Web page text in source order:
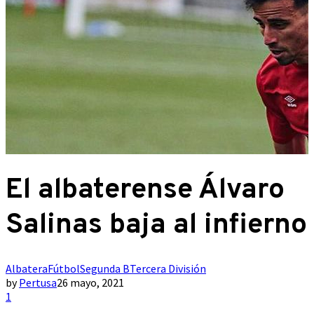
El albaterense Álvaro
Salinas baja al infierno
AlbateraFútbolSegunda BTercera División
byPertusa26 mayo, 2021
1